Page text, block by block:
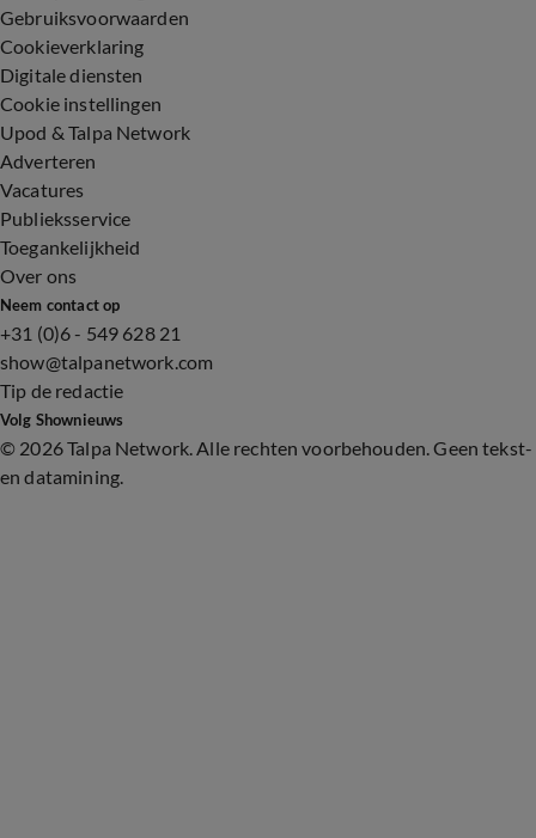
Gebruiksvoorwaarden
Cookieverklaring
Digitale diensten
Cookie instellingen
Upod & Talpa Network
Adverteren
Vacatures
Publieksservice
Toegankelijkheid
Over ons
Neem contact op
+31 (0)6 - 549 628 21
show@talpanetwork.com
Tip de redactie
Volg Shownieuws
© 2026 Talpa Network. Alle rechten voorbehouden. Geen tekst-
en datamining.